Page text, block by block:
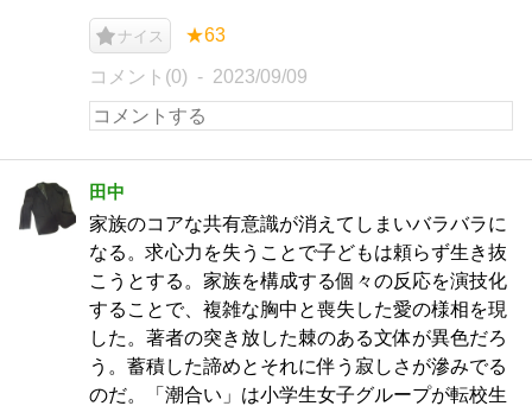
ナイス ★63
コメント(0) 2023/09/09
田中
家族のコアな共有意識が消えてしまいバラバラに
なる。求心力を失うことで子どもは頼らず生き抜
こうとする。家族を構成する個々の反応を演技化
することで、複雑な胸中と喪失した愛の様相を現
した。著者の突き放した棘のある文体が異色だろ
う。蓄積した諦めとそれに伴う寂しさが滲みでる
のだ。「潮合い」は小学生女子グループが転校生